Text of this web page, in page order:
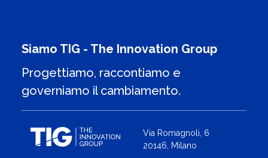
Siamo TIG - The Innovation Group
Progettiamo, raccontiamo e
governiamo il cambiamento.
Via Romagnoli, 6
20146, Milano